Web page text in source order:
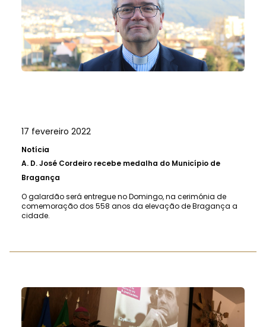
17 fevereiro 2022
Notícia
A. D. José Cordeiro recebe medalha do Município de
Bragança
O galardão será entregue no Domingo, na cerimónia de
comemoração dos 558 anos da elevação de Bragança a
cidade.